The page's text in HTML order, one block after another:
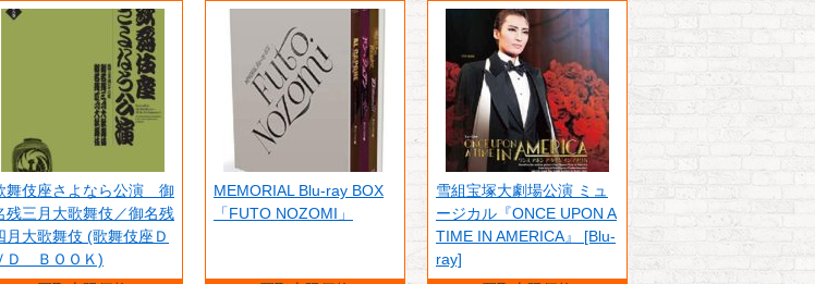
舞伎座さよなら公演 御
残三月大歌舞伎／御名残
月大歌舞伎 (歌舞伎座Ｄ
Ｄ ＢＯＯＫ)
MEMORIAL Blu-ray BOX
「FUTO NOZOMI」
雪組宝塚大劇場公演 ミュ
ージカル『ONCE UPON A
TIME IN AMERICA』 [Blu-
ray]